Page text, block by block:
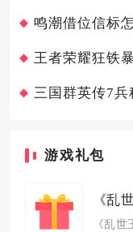
鸣潮借位信标
王者荣耀狂铁
三国群英传7
游戏礼包
《乱